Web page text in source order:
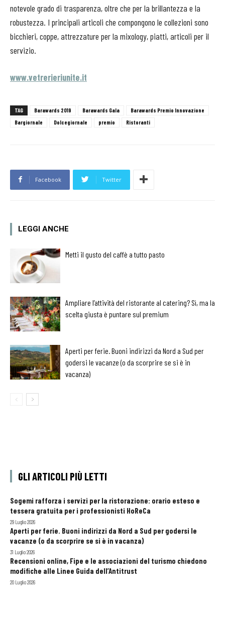
notevole grado di trasparenza, oltre che per la brillantezza e la
robustezza. I principali articoli che compongono le collezioni sono
bicchieri, coppe, attrezzature per la mixology, piatti, articoli per il
servizio.
www.vetrerieriunite.it
TAG Barawards 2019 Barawards Gala
Barawards Premio Innovazione
Bargiornale
Dolcegiornale premio Ristoranti
Facebook Twitter
LEGGI ANCHE
Metti il gusto del caffè a tutto pasto
Ampliare l’attività del ristorante al catering? Sì, ma la
scelta giusta è puntare sul premium
Aperti per ferie. Buoni indirizzi da Nord a Sud per
godersi le vacanze (o da scorprire se si è in
vacanza)
GLI ARTICOLI PIÙ LETTI
Sogemi rafforza i servizi per la ristorazione: orario esteso e
tessera gratuita per i professionisti HoReCa
29 Luglio 2026
Aperti per ferie. Buoni indirizzi da Nord a Sud per godersi le
vacanze (o da scorprire se si è in vacanza)
31 Luglio 2026
Recensioni online, Fipe e le associazioni del turismo chiedono
modifiche alle Linee Guida dell’Antitrust
20 Luglio 2026